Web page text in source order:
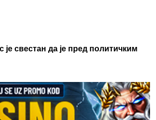
свестан да је пред политичким